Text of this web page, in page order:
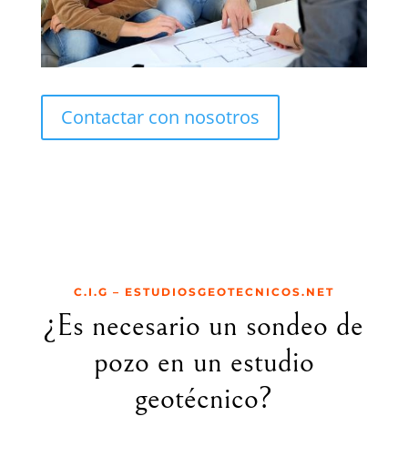
Contactar con nosotros
C.I.G – ESTUDIOSGEOTECNICOS.NET
¿Es necesario un sondeo de
pozo en un estudio
geotécnico?